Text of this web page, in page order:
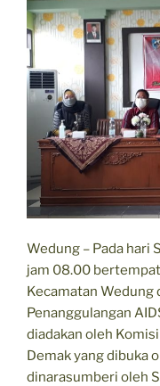
Wedung – Pada hari
jam 08.00
Kecamatan Wedung
Penanggulangan
diadakan oleh
Demak yang dibuka
dinarasumberi oleh